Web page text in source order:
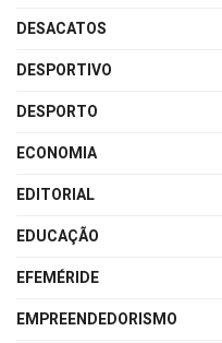
DESACATOS
DESPORTIVO
DESPORTO
ECONOMIA
EDITORIAL
EDUCAÇÃO
EFEMÉRIDE
EMPREENDEDORISMO